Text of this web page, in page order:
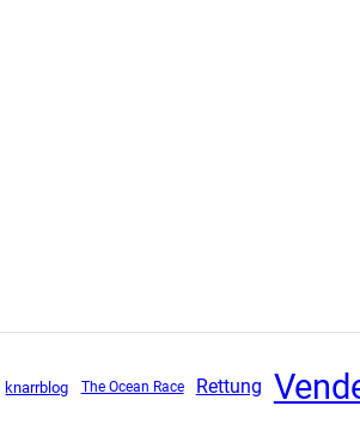
knarrblog The Ocean Race Rettung